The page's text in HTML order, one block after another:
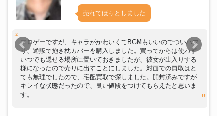
売れてほぅとしました
エロゲーですが、キャラがかわいくてBGMもいいのでついハマ
り、通販で抱き枕カバーを購入しました。買ってからは使わず
いつでも隠せる場所に置いておきましたが、彼女が出入りする
様になったので売りに出すことにしました。対面での買取はと
ても無理でしたので、宅配買取で探しました。開封済みですが
キレイな状態だったので、良い値段をつけてもらえたと思いま
す。